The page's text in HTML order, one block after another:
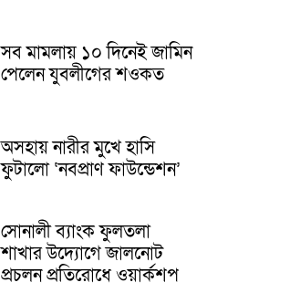
সব মামলায় ১০ দিনেই জামিন
পেলেন যুবলীগের শওকত
অসহায় নারীর মুখে হাসি
ফুটালো ‘নবপ্রাণ ফাউন্ডেশন’
সোনালী ব্যাংক ফুলতলা
শাখার উদ্যোগে জালনোট
প্রচলন প্রতিরোধে ওয়ার্কশপ